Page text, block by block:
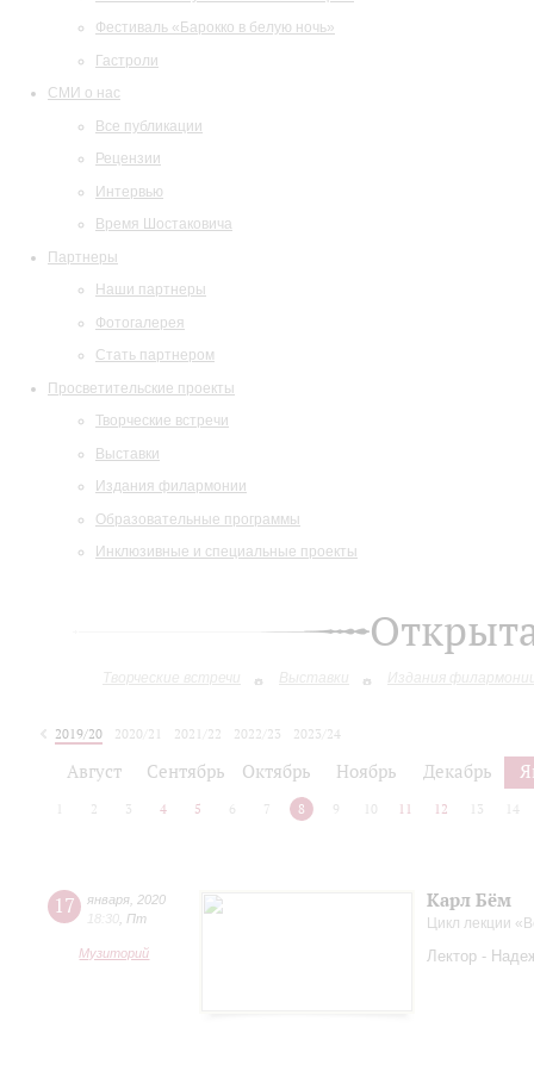
Фестиваль «Барокко в белую ночь»
Гастроли
СМИ о нас
Все публикации
Рецензии
Интервью
Время Шостаковича
Партнеры
Наши партнеры
Фотогалерея
Стать партнером
Просветительские проекты
Творческие встречи
Выставки
Издания филармонии
Образовательные программы
Инклюзивные и специальные проекты
Творческие встречи Выставки Издания
2019/20 2020/21 2021/22 2022/23
2023/24
Август Сентябрь Октябрь Ноябрь Декабрь
2 3 4 5 6 7 8 9 10 11 12 13 14
17 января 2020
18:30 Пт
Музиторий
Карл Бём
Цикл лекции
Лектор -